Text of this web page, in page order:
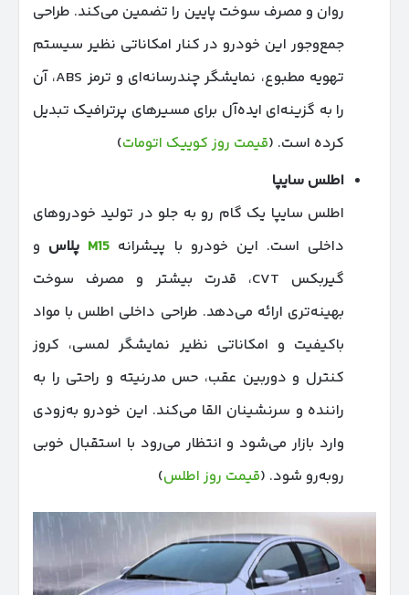
روان و مصرف سوخت پایین را تضمین می‌کند. طراحی
جمع‌وجور این خودرو در کنار امکاناتی نظیر سیستم
تهویه مطبوع، نمایشگر چندرسانه‌ای و ترمز ABS، آن
را به گزینه‌ای ایده‌آل برای مسیرهای پرترافیک تبدیل
کرده است. (قیمت روز کوییک اتومات)
اطلس سایپا
اطلس سایپا یک گام رو به جلو در تولید خودروهای
داخلی است. این خودرو با پیشرانه M15 پلاس و
گیربکس CVT، قدرت بیشتر و مصرف سوخت
بهینه‌تری ارائه می‌دهد. طراحی داخلی اطلس با مواد
باکیفیت و امکاناتی نظیر نمایشگر لمسی، کروز
کنترل و دوربین عقب، حس مدرنیته و راحتی را به
راننده و سرنشینان القا می‌کند. این خودرو به‌زودی
وارد بازار می‌شود و انتظار می‌رود با استقبال خوبی
روبه‌رو شود. (قیمت روز اطلس)